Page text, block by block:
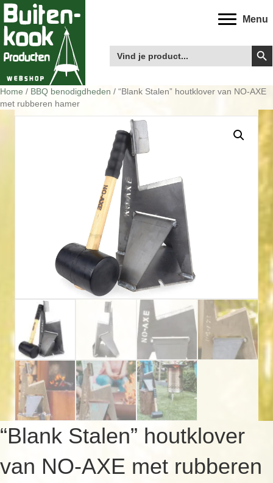
Menu
Zoek
naar:
Home / BBQ benodigdheden / “Blank Stalen” houtklover van NO-AXE
met rubberen hamer
“Blank Stalen” houtklover
van NO-AXE met rubberen